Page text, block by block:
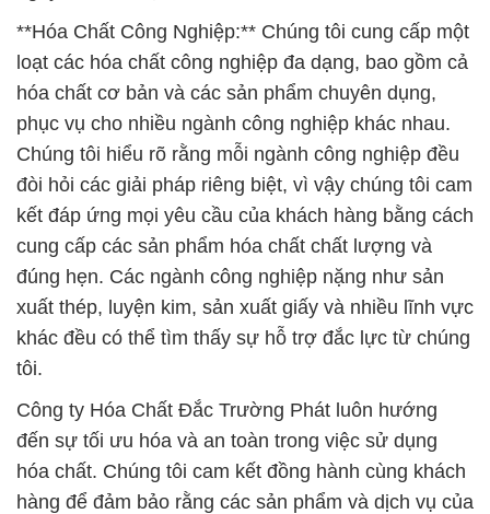
**Hóa Chất Công Nghiệp:** Chúng tôi cung cấp một
loạt các hóa chất công nghiệp đa dạng, bao gồm cả
hóa chất cơ bản và các sản phẩm chuyên dụng,
phục vụ cho nhiều ngành công nghiệp khác nhau.
Chúng tôi hiểu rõ rằng mỗi ngành công nghiệp đều
đòi hỏi các giải pháp riêng biệt, vì vậy chúng tôi cam
kết đáp ứng mọi yêu cầu của khách hàng bằng cách
cung cấp các sản phẩm hóa chất chất lượng và
đúng hẹn. Các ngành công nghiệp nặng như sản
xuất thép, luyện kim, sản xuất giấy và nhiều lĩnh vực
khác đều có thể tìm thấy sự hỗ trợ đắc lực từ chúng
tôi.
Công ty Hóa Chất Đắc Trường Phát luôn hướng
đến sự tối ưu hóa và an toàn trong việc sử dụng
hóa chất. Chúng tôi cam kết đồng hành cùng khách
hàng để đảm bảo rằng các sản phẩm và dịch vụ của